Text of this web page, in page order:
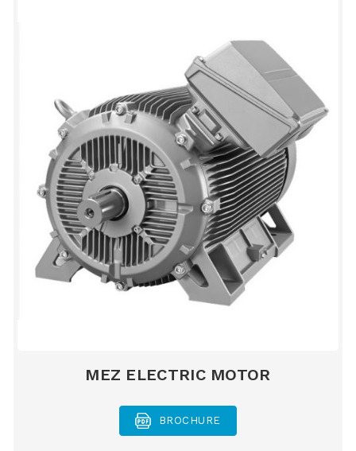
MEZ ELECTRIC MOTOR
BROCHURE